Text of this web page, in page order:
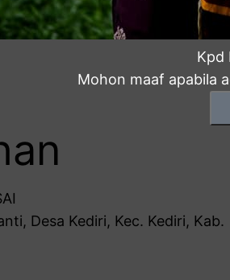
Kpd
Mohon maaf apabila
Desa Kediri, Kec. Kediri, Kab.